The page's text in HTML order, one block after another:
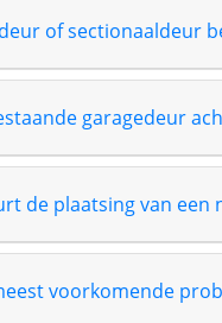
of sectionaaldeur
garagedeur
de plaatsing van een
voorkomende